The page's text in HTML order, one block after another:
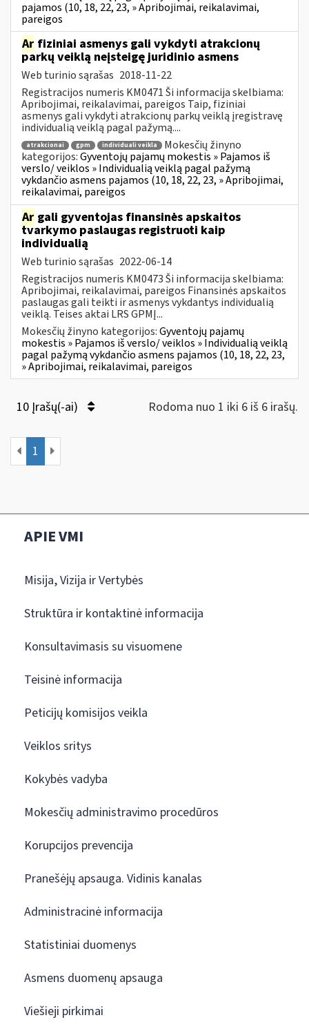
pajamos (10, 18, 22, 23, » Apribojimai, reikalavimai,
pareigos
Ar fiziniai asmenys gali vykdyti atrakcionų
parkų veiklą neįsteigę juridinio asmens
Web turinio sąrašas 2018-11-22
Registracijos numeris KM0471 Ši informacija skelbiama:
Apribojimai, reikalavimai, pareigos Taip, fiziniai
asmenys gali vykdyti atrakcionų parkų veiklą įregistravę
individualią veiklą pagal pažymą....
atrakcionai gpm individuali veikla
Mokesčių žinyno
kategorijos:Gyventojų pajamų mokestis » Pajamos iš
verslo/ veiklos » Individualią veiklą pagal pažymą
vykdančio asmens pajamos (10, 18, 22, 23, » Apribojimai,
reikalavimai, pareigos
Ar gali gyventojas finansinės apskaitos
tvarkymo paslaugas registruoti kaip
individualią
Web turinio sąrašas 2022-06-14
Registracijos numeris KM0473 Ši informacija skelbiama:
Apribojimai, reikalavimai, pareigos Finansinės apskaitos
paslaugas gali teikti ir asmenys vykdantys individualią
veiklą. Teises aktai LRS GPMĮ...
Mokesčių žinyno kategorijos:Gyventojų pajamų
mokestis » Pajamos iš verslo/ veiklos » Individualią veiklą
pagal pažymą vykdančio asmens pajamos (10, 18, 22, 23,
» Apribojimai, reikalavimai, pareigos
10 Įrašų(-ai) Rodoma nuo 1 iki 6 iš 6 irašų.
1
APIE VMI
Misija, Vizija ir Vertybės
Struktūra ir kontaktinė informacija
Konsultavimasis su visuomene
Teisinė informacija
Peticijų komisijos veikla
Veiklos sritys
Kokybės vadyba
Mokesčių administravimo procedūros
Korupcijos prevencija
Pranešėjų apsauga. Vidinis kanalas
Administracinė informacija
Statistiniai duomenys
Asmens duomenų apsauga
Viešieji pirkimai